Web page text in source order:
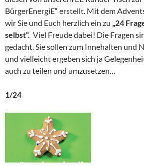
BürgerEnergiE“ erstellt. Mit dem
wir Sie und Euch herzlich ein zu „24
selbst“. Viel Freude dabei! Die Fragen
gedacht. Sie sollen zum Innehalten und
und vielleicht ergeben sich ja
auch zu teilen und umzusetzen…
1/24